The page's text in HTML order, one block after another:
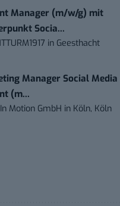
Manager (m/w/g) mit
Socia...
in Geesthacht
Manager Social Media
(m...
Motion GmbH in Köln, Köln